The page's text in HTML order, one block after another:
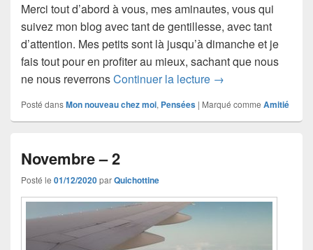
Merci tout d’abord à vous, mes aminautes, vous qui
suivez mon blog avec tant de gentillesse, avec tant
d’attention. Mes petits sont là jusqu’à dimanche et je
fais tout pour en profiter au mieux, sachant que nous
ne nous reverronsContinuer la lecture 2021… Bonne et
→
Posté dansMon nouveau chez moi, Pensées | Marqué comme Amitié
Novembre – 2
Posté le 01/12/2020parQuichottine